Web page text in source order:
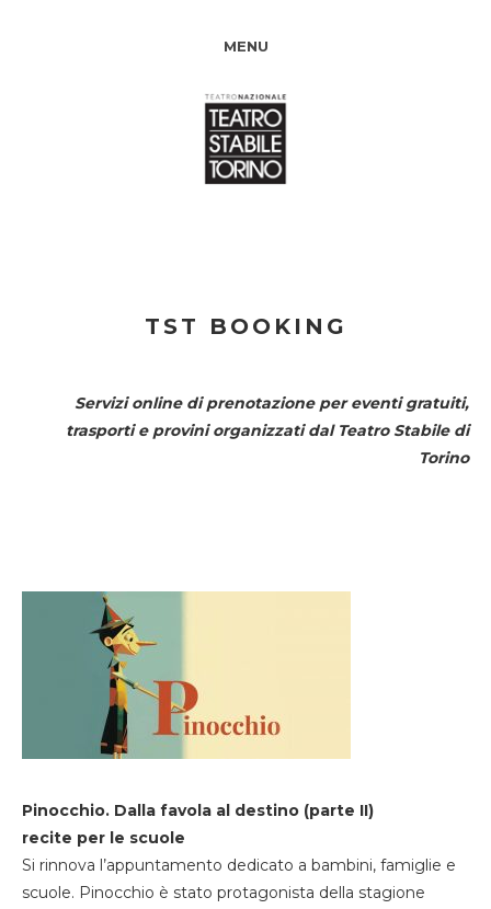
MENU
TST BOOKING
Servizi online di prenotazione per eventi gratuiti,
trasporti e provini organizzati dal Teatro Stabile di
Torino
Pinocchio. Dalla favola al destino (parte II)
recite per le scuole
Si rinnova l’appuntamento dedicato a bambini, famiglie e
scuole. Pinocchio è stato protagonista della stagione